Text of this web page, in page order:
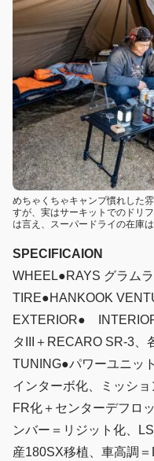
めちゃくちゃキャンプ慣れした
すが、実はサーキットでのドリ
は言え、スーパードライの在庫
SPECIFICAION
WHEEL●RAYS グラム
TIRE●HANKOOK
EXTERIOR●
タIII＋RECARO SR-3
TUNING●パワーユニッ
インターボ化、ミッシ
FR化＋センターデフロ
ンバー＝リジット化、
産180SX移植、車高調